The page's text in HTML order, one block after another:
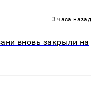
3 часа назад
вновь закрыли на